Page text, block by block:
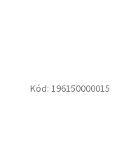
Kód: 196150000015